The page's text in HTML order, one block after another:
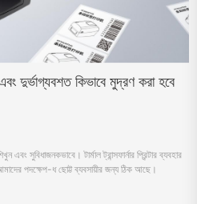
দুর্ভাগ্যবশত কিভাবে মুদ্রণ করা হবে
সুবিধাজনকভাবে। টার্মাল ট্রান্সফার্নার প্রিন্টার ব্যবহার
পদক্ষেপ-ধ ছোট্ট ব্যবসায়ীর জন্য ঠিক আছে।